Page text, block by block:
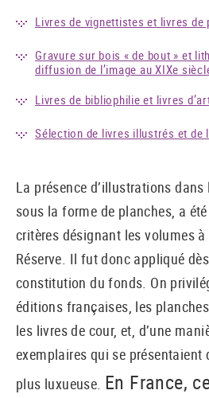
Livres de vignettistes et livres de
Gravure sur bois « de bout » et
diffusion de l’image au XIXe
Livres de bibliophilie et livres
Sélection de livres illustrés et de
La présence d’illustrations
sous la forme de planches, a
critères désignant les volumes
Réserve. Il fut donc appliqué
constitution du fonds. On
éditions françaises, les
les livres de cour, et, d’une
exemplaires qui se
plus luxueuse. En France,